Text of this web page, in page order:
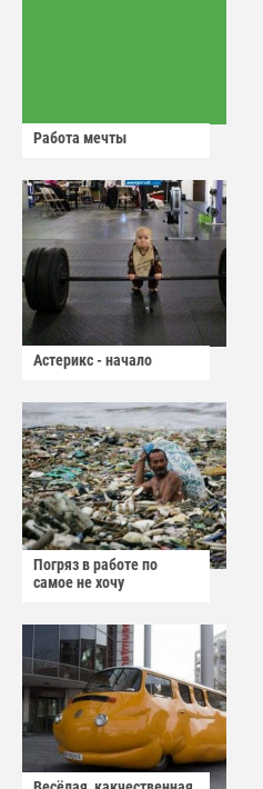
Работа мечты
Астерикс - начало
Погряз в работе по
самое не хочу